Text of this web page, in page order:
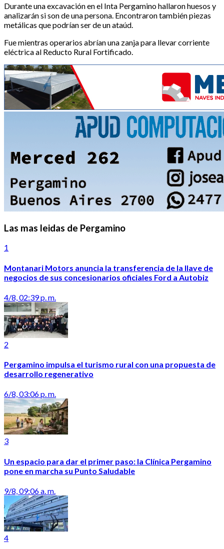
Durante una excavación en el Inta Pergamino hallaron huesos y
analizarán si son de una persona. Encontraron también piezas
metálicas que podrían ser de un ataúd.
Fue mientras operarios abrían una zanja para llevar corriente
eléctrica al Reducto Rural Fortificado.
Las mas leidas de Pergamino
1
Montanari Motors anuncia la transferencia de la llave de
negocios de sus concesionarios oficiales Ford a Autobiz
4/8, 02:39 p. m.
2
Pergamino impulsa el turismo rural con una propuesta de
desarrollo regenerativo
6/8, 03:06 p. m.
3
Un espacio para dar el primer paso: la Clínica Pergamino
pone en marcha su Punto Saludable
9/8, 09:06 a. m.
4